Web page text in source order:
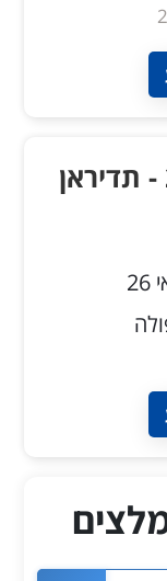
הדרכות מתקינים 2026 - תדיראן